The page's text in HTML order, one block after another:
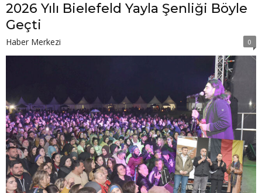
2026 Yılı Bielefeld Yayla Şenliği Böyle
Geçti
Haber Merkezi 0